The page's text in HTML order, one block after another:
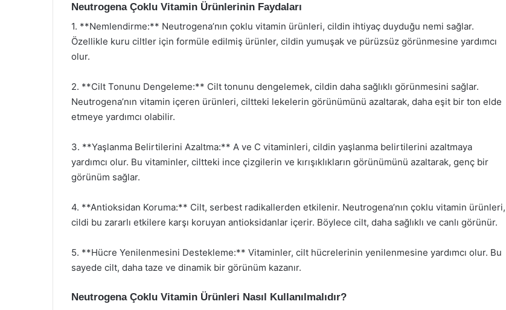
Neutrogena Çoklu Vitamin Ürünlerinin Faydaları
1. **Nemlendirme:** Neutrogena’nın çoklu vitamin ürünleri, cildin ihtiyaç duyduğu nemi sağlar.
Özellikle kuru ciltler için formüle edilmiş ürünler, cildin yumuşak ve pürüzsüz görünmesine yardımcı
olur.
2. **Cilt Tonunu Dengeleme:** Cilt tonunu dengelemek, cildin daha sağlıklı görünmesini sağlar.
Neutrogena’nın vitamin içeren ürünleri, ciltteki lekelerin görünümünü azaltarak, daha eşit bir ton elde
etmeye yardımcı olabilir.
3. **Yaşlanma Belirtilerini Azaltma:** A ve C vitaminleri, cildin yaşlanma belirtilerini azaltmaya
yardımcı olur. Bu vitaminler, ciltteki ince çizgilerin ve kırışıklıkların görünümünü azaltarak, genç bir
görünüm sağlar.
4. **Antioksidan Koruma:** Cilt, serbest radikallerden etkilenir. Neutrogena’nın çoklu vitamin ürünleri,
cildi bu zararlı etkilere karşı koruyan antioksidanlar içerir. Böylece cilt, daha sağlıklı ve canlı görünür.
5. **Hücre Yenilenmesini Destekleme:** Vitaminler, cilt hücrelerinin yenilenmesine yardımcı olur. Bu
sayede cilt, daha taze ve dinamik bir görünüm kazanır.
Neutrogena Çoklu Vitamin Ürünleri Nasıl Kullanılmalıdır?